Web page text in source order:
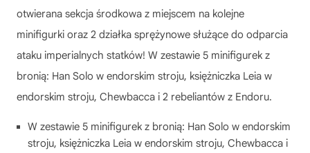
otwierana sekcja środkowa z miejscem na kolejne
minifigurki oraz 2 działka sprężynowe służące do odparcia
ataku imperialnych statków! W zestawie 5 minifigurek z
bronią: Han Solo w endorskim stroju, księżniczka Leia w
endorskim stroju, Chewbacca i 2 rebeliantów z Endoru.
W zestawie 5 minifigurek z bronią: Han Solo w endorskim
stroju, księżniczka Leia w endorskim stroju, Chewbacca i